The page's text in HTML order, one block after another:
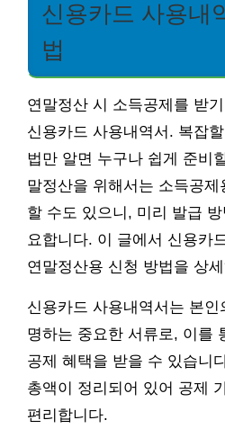
신용카드 사용내
법
연말정산 시 소득공제를 받
신용카드 사용내역서. 복잡
법만 알면 누구나 쉽게 준비
말정산을 위해서는 소득공
할 수도 있으니, 미리 발급
요합니다. 이 글에서 신용카
연말정산용 신청 방법을 상
신용카드 사용내역서는 본
명하는 중요한 서류로, 이를
공제 혜택을 받을 수 있습니
총액이 정리되어 있어 공제
편리합니다.